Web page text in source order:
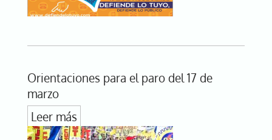
Orientaciones para el paro del 17 de
marzo
Leer más